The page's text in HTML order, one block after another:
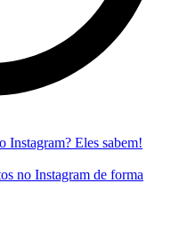
Instagram? Eles sabem!
no Instagram de forma